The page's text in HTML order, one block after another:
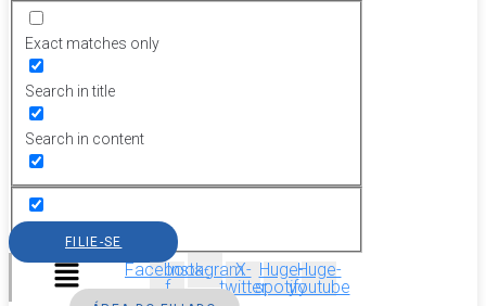
Exact matches only
Search in title
Search in content
Menu
FILIE-SE
Facebook-
f
InstagramX-
twitter
Huge-
spotify
Huge-
youtube